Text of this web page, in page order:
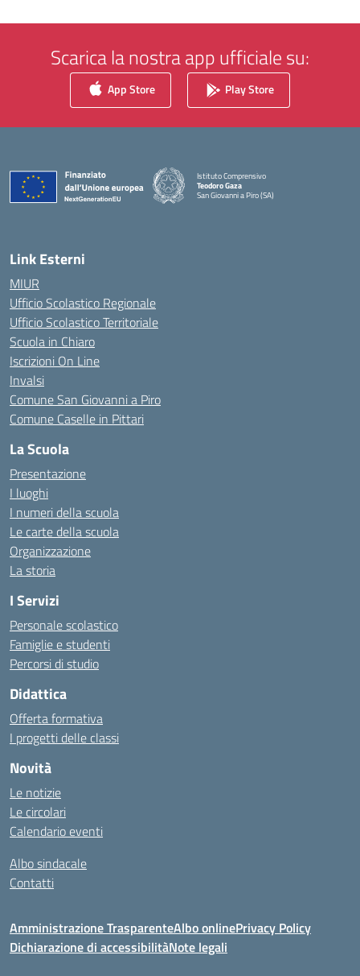
Scarica la nostra app ufficiale su:
App Store Play Store
Istituto Comprensivo
Teodoro Gaza
San Giovanni a Piro (SA)
Link Esterni
MIUR
Ufficio Scolastico Regionale
Ufficio Scolastico Territoriale
Scuola in Chiaro
Iscrizioni On Line
Invalsi
Comune San Giovanni a Piro
Comune Caselle in Pittari
La Scuola
Presentazione
I luoghi
I numeri della scuola
Le carte della scuola
Organizzazione
La storia
I Servizi
Personale scolastico
Famiglie e studenti
Percorsi di studio
Didattica
Offerta formativa
I progetti delle classi
Novità
Le notizie
Le circolari
Calendario eventi
Albo sindacale
Contatti
Amministrazione TrasparenteAlbo onlinePrivacy Policy
Dichiarazione di accessibilitàNote legali